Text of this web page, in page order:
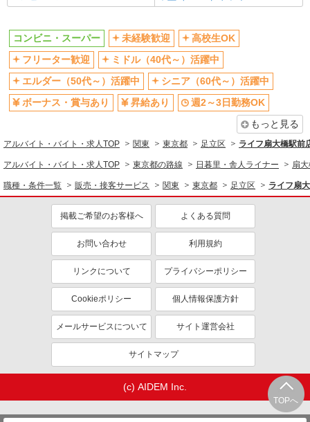
ミドル（40代～）活躍中
ボーナス・賞与あり
週2～3日勤務OK
扶養内勤務OK
交通費支給
TOPへ
コンビニ・スーパー 未経験歓迎
高校生OK
フリーター歓迎
ミドル（40代～）活躍中
エルダー（50代～）活躍中
シニア（60代～）活躍中
ボーナス・賞与あり
昇給あり
週2～3日勤務OK
もっと見る
アルバイト・バイト・求人TOP 関東 東京都 足立区 ライフ扇大橋駅前
アルバイト・バイト・求人TOP 東京都の路線 日暮里・舎人ライナー 扇
職種・条件一覧 販売・接客サービス 関東 東京都 足立区 ライフ扇
掲載ご希望のお客様へ よくある質問
お問い合わせ 利用規約
リンクについて プライバシーポリシー
Cookieポリシー 個人情報保護方針
メールサービスについて サイト運営会社
サイトマップ
(c) AIDEM Inc.